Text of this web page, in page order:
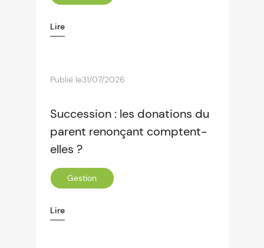
Lire
Publié le31/07/2026
Succession : les donations du
parent renonçant comptent-
elles ?
Gestion
Lire